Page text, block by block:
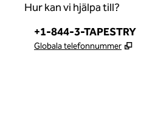
Hur kan vi hjälpa till?
Telefon:
+1-844-3-TAPESTRY
Globala telefonnummer ,